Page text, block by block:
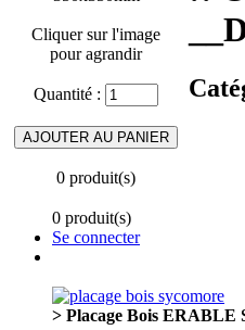
Cliquer sur l'image
pour agrandir
Quantité :
0 produit(s)
0 produit(s)
Se connecter
> Placage Bois ERABLE